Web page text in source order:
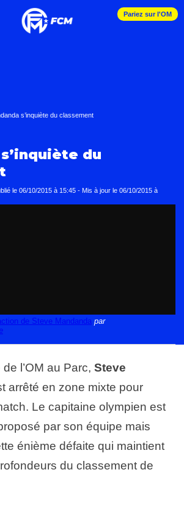
Pariez sur l'OM
s’inquiète du classement
du
le 06/10/2015 à 15:45 - Mis à jour le 06/10/2015 à
de Steve Mandanda par
l’OM au Parc, Steve
arrêté en zone mixte pour
Le capitaine olympien est
par son équipe mais
énième défaite qui maintient
du classement de